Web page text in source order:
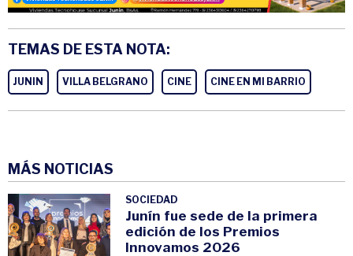
TEMAS DE ESTA NOTA:
JUNIN VILLA BELGRANO CINE CINE EN MI BARRIO
MÁS NOTICIAS
SOCIEDAD
Junín fue sede de la primera
edición de los Premios
Innovamos 2026